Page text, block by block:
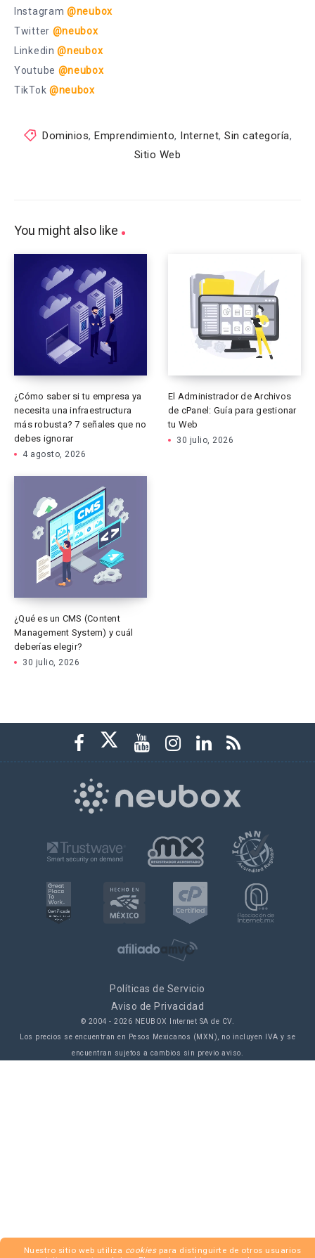
Instagram @neubox
Twitter @neubox
Linkedin@neubox
Youtube @neubox
TikTok @neubox
Dominios,Emprendimiento, Internet,Sin categoría,
Sitio Web
You might also like
¿Cómo saber si tu empresa ya
necesita una infraestructura
más robusta? 7 señales que no
debes ignorar
4 agosto, 2026
El Administrador de Archivos
de cPanel: Guía para gestionar
tu Web
30 julio, 2026
¿Qué es un CMS (Content
Management System) y cuál
deberías elegir?
30 julio, 2026
Nuestro sitio web utiliza cookiespara distinguirte de otros usuarios
Políticas de Servicio
Aviso de Privacidad
© 2004 -2026 NEUBOX Internet SA de CV.
Los precios se encuentran en Pesos Mexicanos (MXN), no incluyen IVA y se
encuentran sujetos a cambios sin previo aviso.